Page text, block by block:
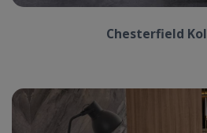
Chesterfield